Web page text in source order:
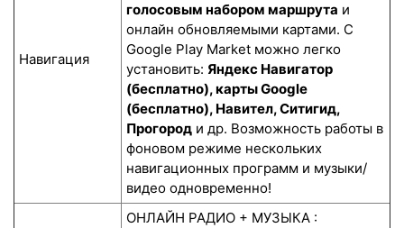
Навигация
голосовым набором маршрута и
онлайн обновляемыми картами. С
Google Play Market можно легко
установить: Яндекс Навигатор
(бесплатно), карты Google
(бесплатно), Навител, Ситигид,
Прогород и др. Возможность работы в
фоновом режиме нескольких
навигационных программ и музыки/
видео одновременно!
ОНЛАЙН РАДИО + МУЗЫКА :